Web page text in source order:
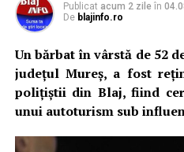
La ora 10:30 va începe
Liturghie, iar de la ora
Maicii Domnului.
Evenimentul reprezintă
importante ale
reunind anual
încredințeze rugăciunile,
Publicat acum 2 zile în
De blajinfo.ro
Un bărbat în vârstă de 52
județul Mureș, a fost
polițiștii din Blaj, fiind
unui autoturism sub